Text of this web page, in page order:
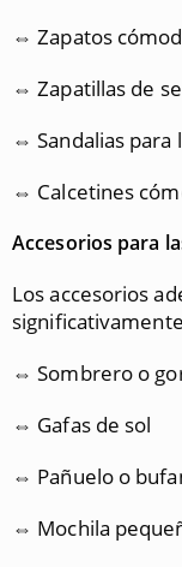
⇔ Zapatos
⇔ Zapatillas de
⇔ Sandalias para
⇔ Calcetines
Accesorios para
Los accesorios
⇔ Sombrero o
⇔ Gafas de sol
⇔ Pañuelo o
⇔ Mochila